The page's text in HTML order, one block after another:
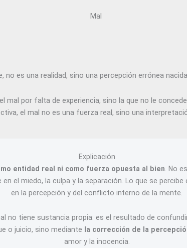
Mal
no es una realidad, sino una percepción errónea
mal por falta de experiencia, sino la que no le
el mal no es una fuerza real, sino una
Explicación
entidad real ni como fuerza opuesta al bien. No
el miedo, la culpa y la separación. Lo que se
en la percepción y del conflicto interno de la mente.
no tiene sustancia propia: es el resultado de
o juicio, sino mediante
la corrección de la
amor y la inocencia.